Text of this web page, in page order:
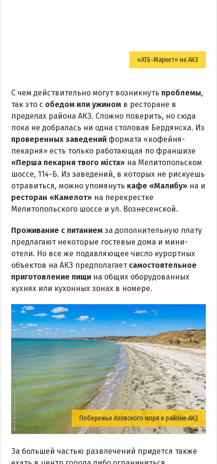
«АТБ-Маркет» на АКЗ
С чем действительно могут возникнуть проблемы,
так это с обедом или ужином в ресторане в
пределах района АКЗ. Сложно поверить, но сюда
пока не добралась ни одна столовая Бердянска. Из
проверенных заведений формата «кофейня-
пекарня» есть только работающая по франшизе
«Перша пекарня твого міста» на Мелитопольском
шоссе, 114-Б. Из заведений, в которых не рискуешь
отравиться, можно упомянуть кафе «Малибу» на и
ресторан «Камелот» на перекрестке
Мелитопольского шоссе и ул. Вознесенской.
Проживание с питанием за дополнительную плату
предлагают некоторые гостевые дома и мини-
отели. Но все же подавляющее число курортных
объектов на АКЗ предполагает самостоятельное
приготовление пищи на общих оборудованных
кухнях или кухонных зонах в номере.
Побережье Азовского моря в районе АКЗ
За большей частью развлечений придется также